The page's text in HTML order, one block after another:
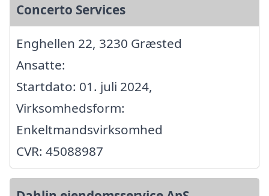
Concerto Services
Enghellen 22, 3230 Græsted
Ansatte:
Startdato: 01. juli 2024,
Virksomhedsform:
Enkeltmandsvirksomhed
CVR: 45088987